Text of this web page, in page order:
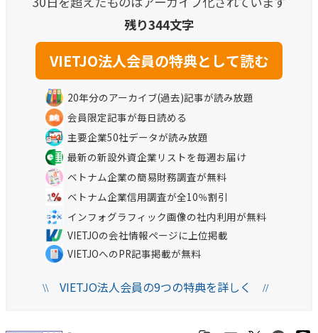
残り344文字
20年分のアーカイブ(過去)記事が読み放題
会員限定記事が毎日読める
主要企業50社データが読み放題
最新の新設外資企業リストを毎週お届け
ベトナム企業の簡易財務調査が無料
ベトナム企業信用調査が全10％割引
インフォグラフィック画像の社内利用が無料
VIETJOの会社情報ページに上位掲載
VIETJOへのPR記事掲載が無料
\\VIETJO法人会員の9つの特典を詳しく //